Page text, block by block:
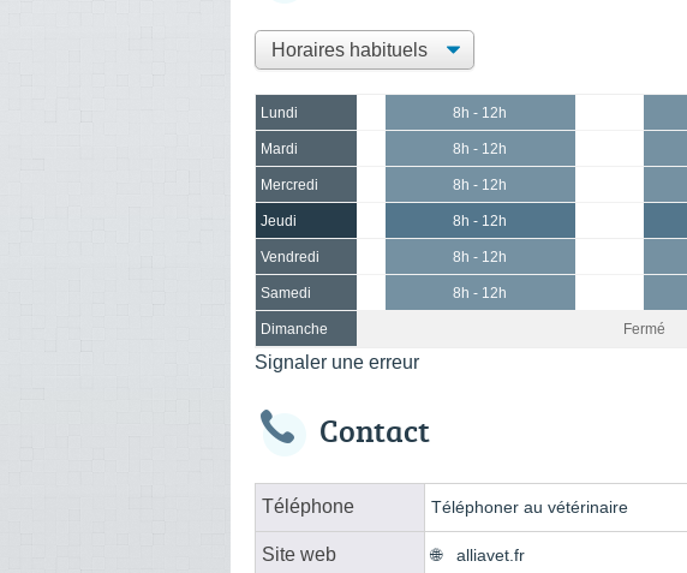
Lundi 8h - 12h
Mardi 8h - 12h
Mercredi 8h - 12h
Jeudi 8h - 12h
Vendredi 8h - 12h
Samedi 8h - 12h
Dimanche Fermé
Signaler une erreur
Contact
Téléphone Téléphoner au vétérinaire
Site web alliavet.fr